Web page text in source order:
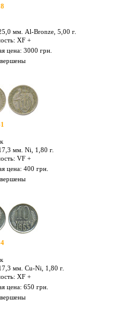
мм. Al-Bronze, 5,00 г.
XF
цена: 300 грн.
мм. Al-Bronze, 5,00 г.
XF +
цена: 3000 грн.
мм. Ni, 1,80 г.
VF +
цена: 400 грн.